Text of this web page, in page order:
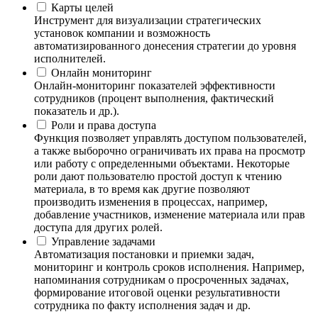
Карты целей
Инструмент для визуализации стратегических
установок компании и возможность
автоматизированного донесения стратегии до уровня
исполнителей.
Онлайн мониторинг
Онлайн-мониторинг показателей эффективности
сотрудников (процент выполнения, фактический
показатель и др.).
Роли и права доступа
Функция позволяет управлять доступом пользователей,
а также выборочно ограничивать их права на просмотр
или работу с определенными объектами. Некоторые
роли дают пользователю простой доступ к чтению
материала, в то время как другие позволяют
производить изменения в процессах, например,
добавление участников, изменение материала или прав
доступа для других ролей.
Управление задачами
Автоматизация постановки и приемки задач,
мониторинг и контроль сроков исполнения. Например,
напоминания сотрудникам о просроченных задачах,
формирование итоговой оценки результативности
сотрудника по факту исполнения задач и др.